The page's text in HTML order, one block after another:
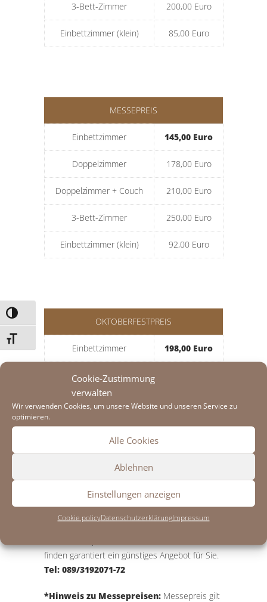
Cookie-Zustimmung
verwalten
Wir verwenden Cookies, um unsere Website und unseren Service zu
optimieren.
Alle Cookies
Ablehnen
Einstellungen anzeigen
Cookie policyDatenschutzerklärungImpressum
Umschalten auf hohe Kontraste
Schrift vergrößern
3-Bett-Zimmer 200,00 Euro
Einbettzimmer (klein) 85,00 Euro
MESSEPREIS
Einbettzimmer 145,00 Euro
Doppelzimmer 178,00 Euro
Doppelzimmer + Couch 210,00 Euro
3-Bett-Zimmer 250,00 Euro
Einbettzimmer (klein) 92,00 Euro
OKTOBERFESTPREIS
Einbettzimmer 198,00 Euro
Doppelzimmer
Doppelzimmer + Couch 350,00 Euro
3-Bett-Zimmer 385,00 Euro
Einbettzimmer (klein) 127,00 Euro
Sonderaktionen
finden garantiert ein günstiges Angebot für Sie.
Tel: 089/3192071-72
*Hinweis zu Messepreisen: Messepreis gilt